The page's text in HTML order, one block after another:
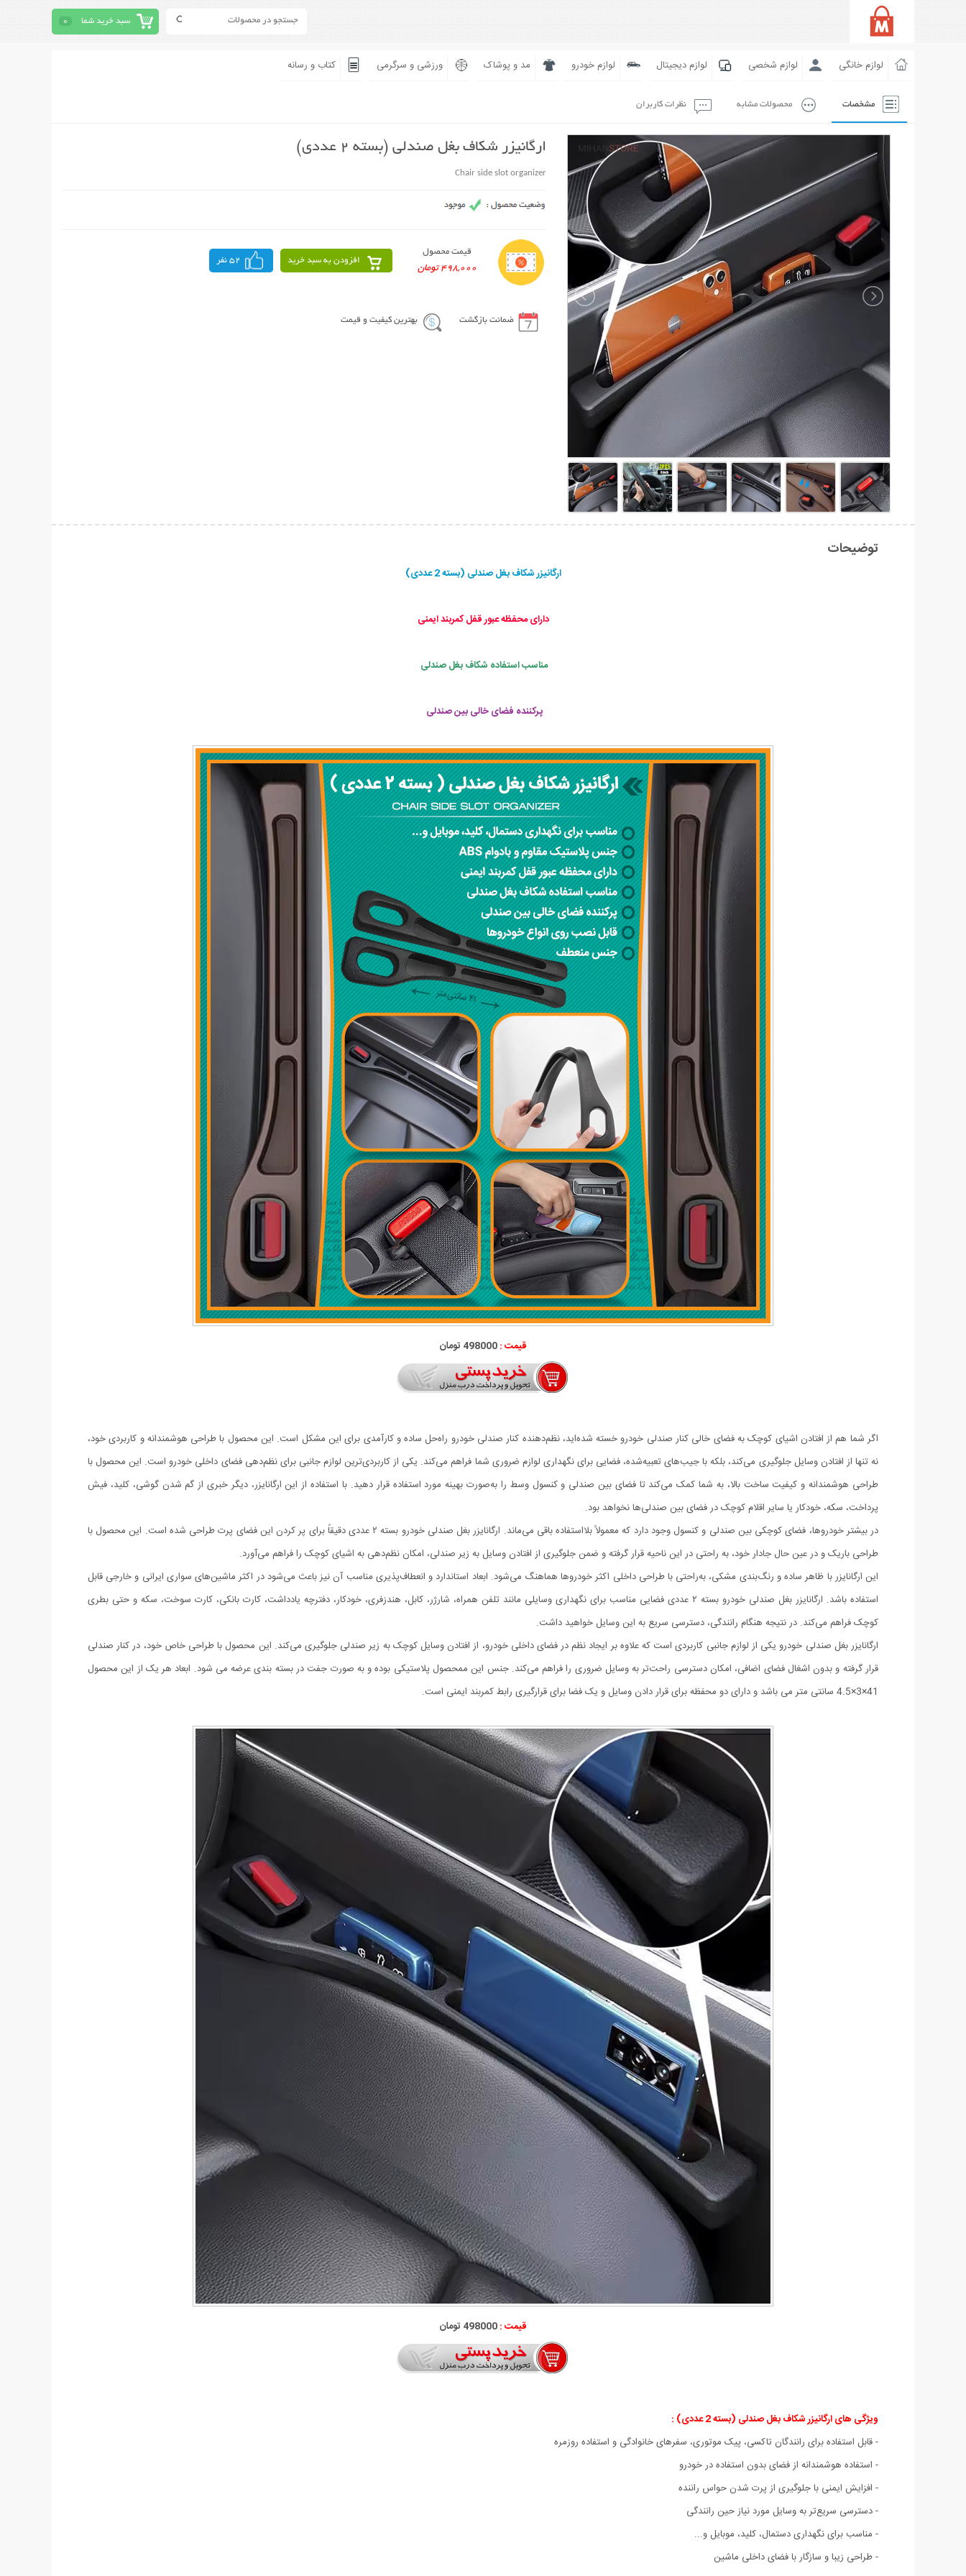
سبد خرید شما 0
لوازم خانگی لوازم شخصی لوازم دیجیتال لوازم خودرو مد و پوشاک ورزشی و سرگرمی کتاب و رسانه
مشخصات محصولات مشابه نظرات کاربران
ارگانیزر شکاف بغل صندلی (بسته 2 عددی)
Chair side slot organizer
قیمت محصول
498,000 تومان
افزودن به سبد خرید 52 نفر
ضمانت بازگشت بهترین کیفیت و قیمت
توضیحات
ارگانیزر شکاف بغل صندلی (بسته 2 عددی)
دارای محفظه عبور قفل کمربند ایمنی
مناسب استفاده شکاف بغل صندلی
پرکننده فضای خالی بین صندلی
قیمت :498000 تومان
اگر شما هم از افتادن اشیای کوچک به فضای خالی کنار صندلی خودرو خسته شده‌اید، نظم‌دهنده کنار صندلی خودرو راه‌حل ساده و کارآمدی برای این مشکل است. این محصول با طراحی هوشمندانه و کاربردی خود،
نه تنها از افتادن وسایل جلوگیری می‌کند، بلکه با جیب‌های تعبیه‌شده، فضایی برای نگهداری لوازم ضروری شما فراهم می‌کند. یکی از کاربردی‌ترین لوازم جانبی برای نظم‌دهی فضای داخلی خودرو است. این محصول با
طراحی هوشمندانه و کیفیت ساخت بالا، به شما کمک می‌کند تا فضای بین صندلی و کنسول وسط را به‌صورت بهینه مورد استفاده قرار دهید. با استفاده از این ارگانایزر، دیگر خبری از گم شدن گوشی، کلید، فیش
پرداخت، سکه، خودکار یا سایر اقلام کوچک در فضای بین صندلی‌ها نخواهد بود.
در بیشتر خودروها، فضای کوچکی بین صندلی و کنسول وجود دارد که معمولاً بلااستفاده باقی می‌ماند. ارگانایزر بغل صندلی خودرو بسته ۲ عددی دقیقاً برای پر کردن این فضای پرت طراحی شده است. این محصول با
طراحی باریک و در عین حال جادار خود، به راحتی در این ناحیه قرار گرفته و ضمن جلوگیری از افتادن وسایل به زیر صندلی، امکان نظم‌دهی به اشیای کوچک را فراهم می‌آورد.
این ارگانایزر با ظاهر ساده و رنگ‌بندی مشکی، به‌راحتی با طراحی داخلی اکثر خودروها هماهنگ می‌شود. ابعاد استاندارد و انعطاف‌پذیری مناسب آن نیز باعث می‌شود در اکثر ماشین‌های سواری ایرانی و خارجی قابل
استفاده باشد. ارگانایزر بغل صندلی خودرو بسته ۲ عددی فضایی مناسب برای نگهداری وسایلی مانند تلفن همراه، شارژر، کابل، هندزفری، خودکار، دفترچه یادداشت، کارت بانکی، کارت سوخت، سکه و حتی بطری
کوچک فراهم می‌کند. در نتیجه هنگام رانندگی، دسترسی سریع به این وسایل خواهید داشت.
ارگانایزر بغل صندلی خودرو یکی از لوازم جانبی کاربردی است که علاوه بر ایجاد نظم در فضای داخلی خودرو، از افتادن وسایل کوچک به زیر صندلی جلوگیری می‌کند. این محصول با طراحی خاص خود، در کنار صندلی
قرار گرفته و بدون اشغال فضای اضافی، امکان دسترسی راحت‌تر به وسایل ضروری را فراهم می‌کند. جنس این ممحصول پلاستیکی بوده و به صورت جفت در بسته بندی عرضه می شود. ابعاد هر یک از این محصول
41×3×4.5 سانتی متر می باشد و دارای دو محفظه برای قرار دادن وسایل و یک فضا برای قرارگیری رابط کمربند ایمنی است.
قیمت :498000 تومان
ویژگی های ارگانیزر شکاف بغل صندلی (بسته 2 عددی) :
- قابل استفاده برای رانندگان تاکسی، پیک موتوری، سفرهای خانوادگی و استفاده روزمره
- استفاده هوشمندانه از فضای بدون استفاده در خودرو
- افزایش ایمنی با جلوگیری از پرت شدن حواس راننده
- دسترسی سریع‌تر به وسایل مورد نیاز حین رانندگی
- مناسب برای نگهداری دستمال، کلید، موبایل و...
- طراحی زیبا و سازگار با فضای داخلی ماشین